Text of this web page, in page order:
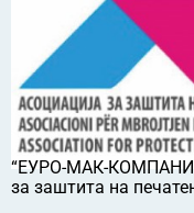
“ЕУРО-МАК-КОМПАНИ”
за заштита на